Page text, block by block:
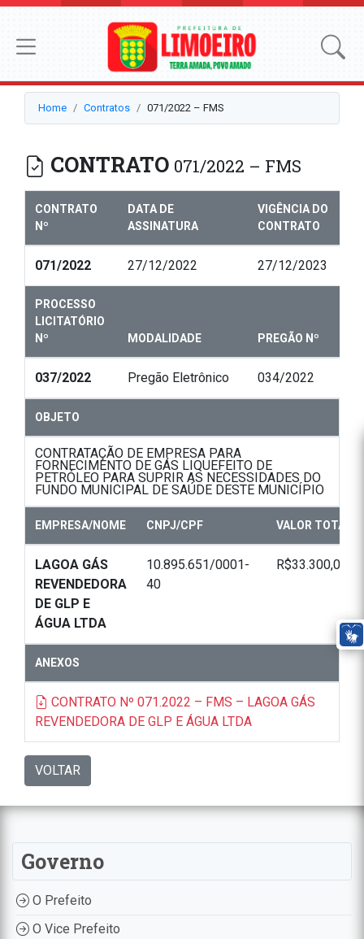
Home Contratos 071/2022 – FMS
CONTRATO 071/2022 – FMS
CONTRATO
Nº
DATA DE
ASSINATURA
VIGÊNCIA DO
CONTRATO
071/2022 27/12/2022 27/12/2023
PROCESSO
LICITATÓRIO
Nº
MODALIDADE PREGÃO Nº
037/2022 Pregão Eletrônico 034/2022
OBJETO
CONTRATAÇÃO DE EMPRESA PARA
FORNECIMENTO DE GÁS LIQUEFEITO DE
PETRÓLEO PARA SUPRIR AS NECESSIDADES DO
FUNDO MUNICIPAL DE SAÚDE DESTE MUNICÍPIO
EMPRESA/NOME CNPJ/CPF VALOR TOTAL
LAGOA GÁS
REVENDEDORA
DE GLP E
ÁGUA LTDA
10.895.651/0001-
40
R$33.300,00
ANEXOS
CONTRATO Nº 071.2022 – FMS – LAGOA GÁS
REVENDEDORA DE GLP E ÁGUA LTDA
VOLTAR
Governo
O Prefeito
O Vice Prefeito